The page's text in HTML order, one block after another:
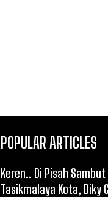
POPULAR ARTICLES
Keren.. Di Pisah
Tasikmalaya Kota, Diky